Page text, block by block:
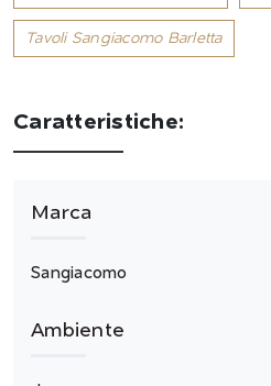
Tavoli Sangiacomo Barletta
Caratteristiche:
Marca
Sangiacomo
Ambiente